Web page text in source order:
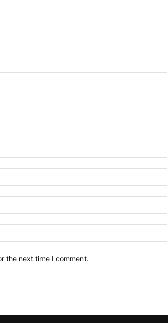
the next time I comment.